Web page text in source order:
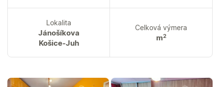
Lokalita
Jánošíkova
Košice-Juh
Celková výmera
m2